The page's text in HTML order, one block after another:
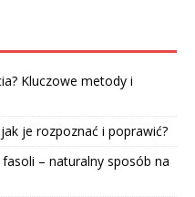
Kluczowe metody i
je rozpoznać i poprawić?
fasoli – naturalny sposób na